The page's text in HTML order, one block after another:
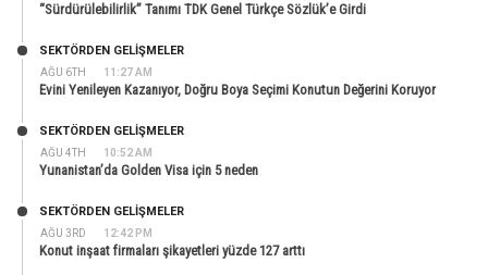
“Sürdürülebilirlik” Tanımı TDK Genel Türkçe Sözlük’e Girdi
AĞU 6TH 11:27 AM
SEKTÖRDEN GELIŞMELER
Evini Yenileyen Kazanıyor, Doğru Boya Seçimi Konutun Değerini Koruyor
AĞU 4TH 10:52 AM
SEKTÖRDEN GELIŞMELER
Yunanistan’da Golden Visa için 5 neden
AĞU 3RD 12:42 PM
SEKTÖRDEN GELIŞMELER
Konut inşaat firmaları şikayetleri yüzde 127 arttı